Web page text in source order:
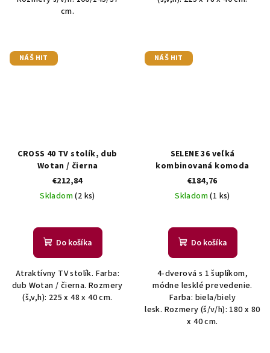
cm.
NÁŠ HIT
CROSS 40 TV stolík, dub
Wotan / čierna
€212,84
Skladom(2 ks)
Do košíka
Atraktívny TV stolík. Farba:
dub Wotan / čierna. Rozmery
(š,v,h): 225 x 48 x 40 cm.
NÁŠ HIT
SELENE 36 veľká
kombinovaná komoda
€184,76
Skladom(1 ks)
Do košíka
4-dverová s 1 šuplíkom,
módne lesklé prevedenie.
Farba: biela/biely
lesk. Rozmery (š/v/h): 180 x 80
x 40 cm.